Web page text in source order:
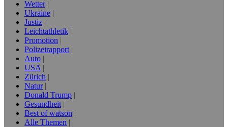
Wetter
Ukraine
Justiz
Leichtathletik
Promotion
Polizeirapport
Auto
USA
Zürich
Natur
Donald Trump
Gesundheit
Best of watson
Alle Themen